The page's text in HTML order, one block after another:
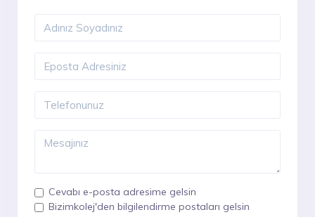
Cevabı e-posta adresime gelsin
Bizimkolej'den bilgilendirme postaları gelsin